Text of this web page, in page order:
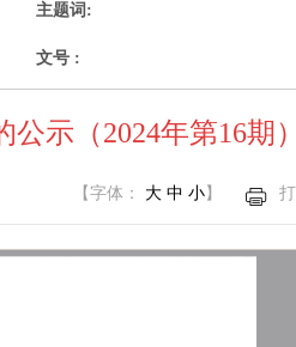
主题词:
文号 :
示（2024年第16期）
【字体： 大 中 小 】